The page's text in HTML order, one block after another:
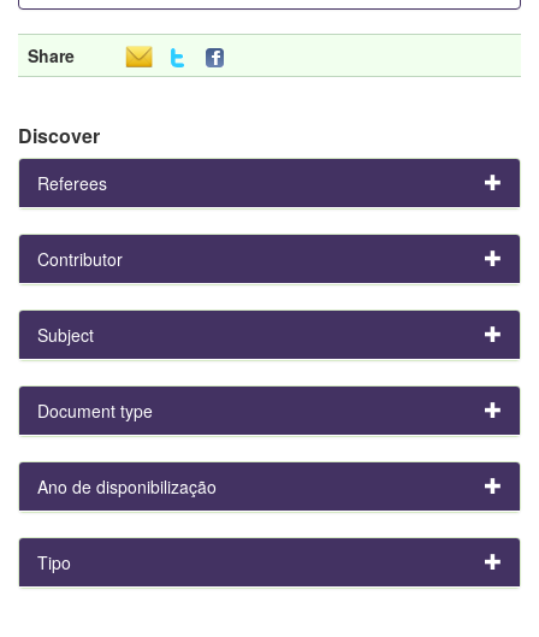
Share
Discover
Referees
Contributor
Subject
Document type
Ano de disponibilização
Tipo